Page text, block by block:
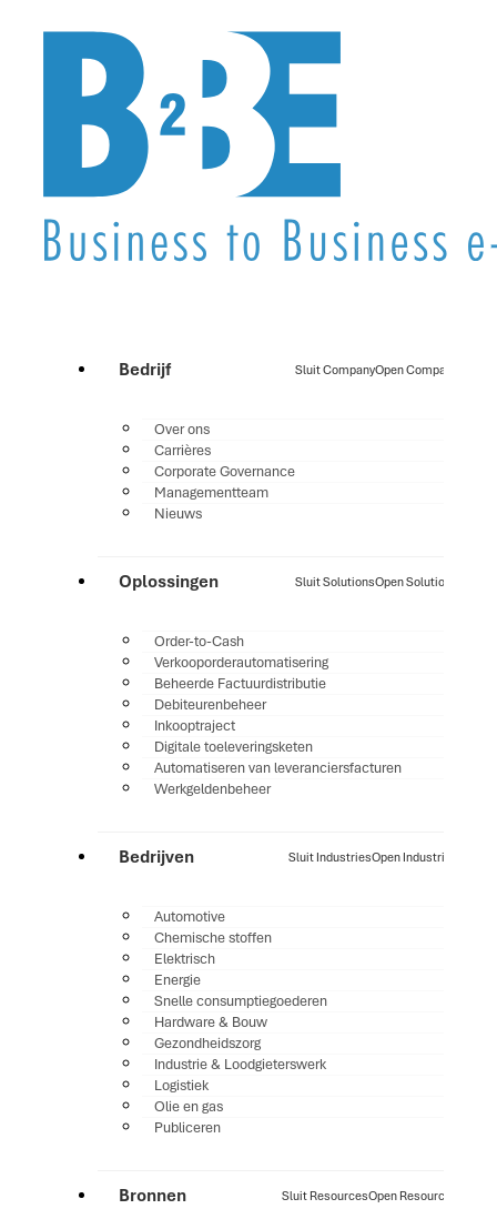
Bedrijf Sluit CompanyOpen Company
Over ons
Carrières
Corporate Governance
Managementteam
Nieuws
Oplossingen Sluit SolutionsOpen Solutions
Order-to-Cash
Verkooporderautomatisering
Beheerde Factuurdistributie
Debiteurenbeheer
Inkooptraject
Digitale toeleveringsketen
Automatiseren van leveranciersfacturen
Werkgeldenbeheer
Bedrijven Sluit IndustriesOpen Industries
Automotive
Chemische stoffen
Elektrisch
Energie
Snelle consumptiegoederen
Hardware & Bouw
Gezondheidszorg
Industrie & Loodgieterswerk
Logistiek
Olie en gas
Publiceren
Bronnen Sluit ResourcesOpen Resources